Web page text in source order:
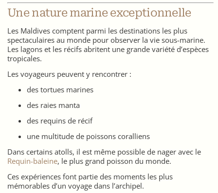
Une nature marine exceptionnelle
Les Maldives comptent parmi les destinations les plus
spectaculaires au monde pour observer la vie sous-marine.
Les lagons et les récifs abritent une grande variété d’espèces
tropicales.
Les voyageurs peuvent y rencontrer :
des tortues marines
des raies manta
des requins de récif
une multitude de poissons coralliens
Dans certains atolls, il est même possible de nager avec le
Requin-baleine, le plus grand poisson du monde.
Ces expériences font partie des moments les plus
mémorables d’un voyage dans l’archipel.